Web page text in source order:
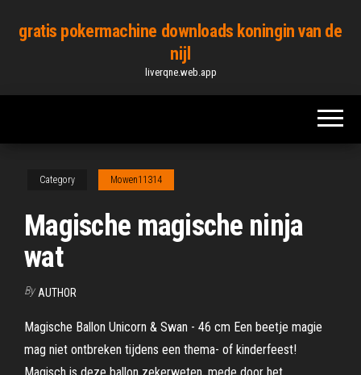
gratis pokermachine downloads koningin van de
nijl
liverqne.web.app
Category Mowen11314
Magische magische ninja
wat
By AUTHOR
Magische Ballon Unicorn & Swan - 46 cm Een beetje magie
mag niet ontbreken tijdens een thema- of kinderfeest!